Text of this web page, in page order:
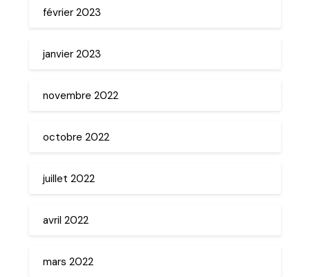
février 2023
janvier 2023
novembre 2022
octobre 2022
juillet 2022
avril 2022
mars 2022